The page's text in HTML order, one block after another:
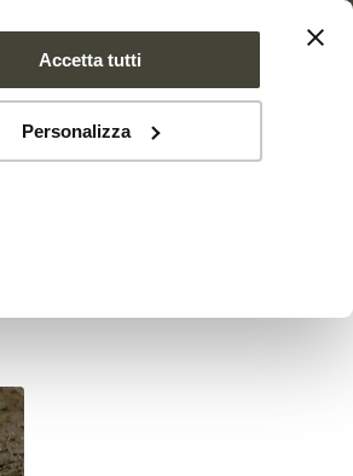
Accetta tutti
Personalizza
CONTATTI